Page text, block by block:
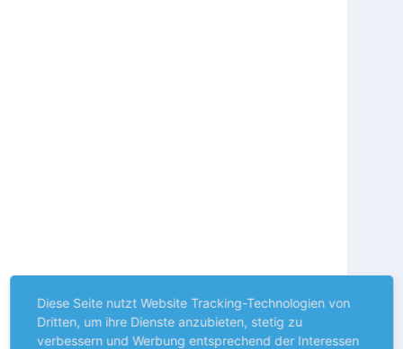
Diese Seite nutzt Website Tracking-Technologien von
Dritten, um ihre Dienste anzubieten, stetig zu
verbessern und Werbung entsprechend der Interessen